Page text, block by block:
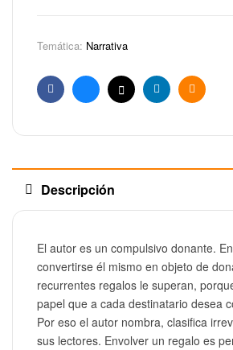
Temática: Narrativa
FacebookBlueskyX LinkedinEmail
Descripción
El autor es un compulsivo donante.
convertirse él mismo en objeto de
recurrentes regalos le superan,
papel que a cada destinatario desea
Por eso el autor nombra, clasifica
sus lectores. Envolver un regalo es